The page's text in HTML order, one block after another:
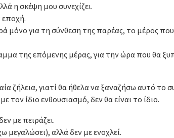
η σκέψη μου συνεχίζει.
εποχή.
μόνο για τη σύνθεση της παρέας, το μέρος
της επόμενης μέρας, για την ώρα που θα
ζήλεια, γιατί θα ήθελα να ξαναζήσω αυτό το
τον ίδιο ενθουσιασμό, δεν θα είναι το ίδιο.
με πειράζει.
μεγαλώσει), αλλά δεν με ενοχλεί.